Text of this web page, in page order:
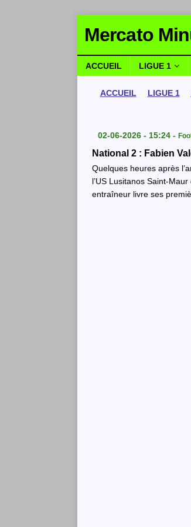
Mercato
ACCUEIL LIGUE 1
ACCUEIL LIGUE 1
02-06-2026 - 15:24 -
National 2 : Fabien
Quelques heures après
l’US Lusitanos Saint-
entraîneur livre ses